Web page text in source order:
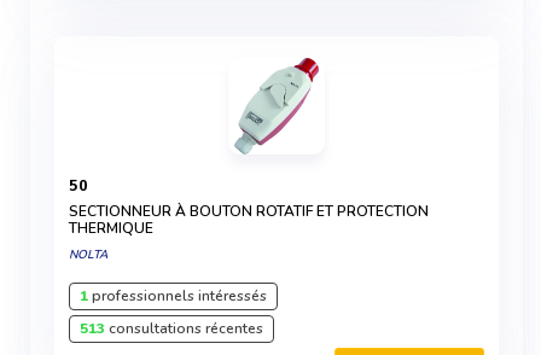
50
SECTIONNEUR À BOUTON ROTATIF ET PROTECTION
THERMIQUE
NOLTA
1professionnels intéressés
513 consultations récentes